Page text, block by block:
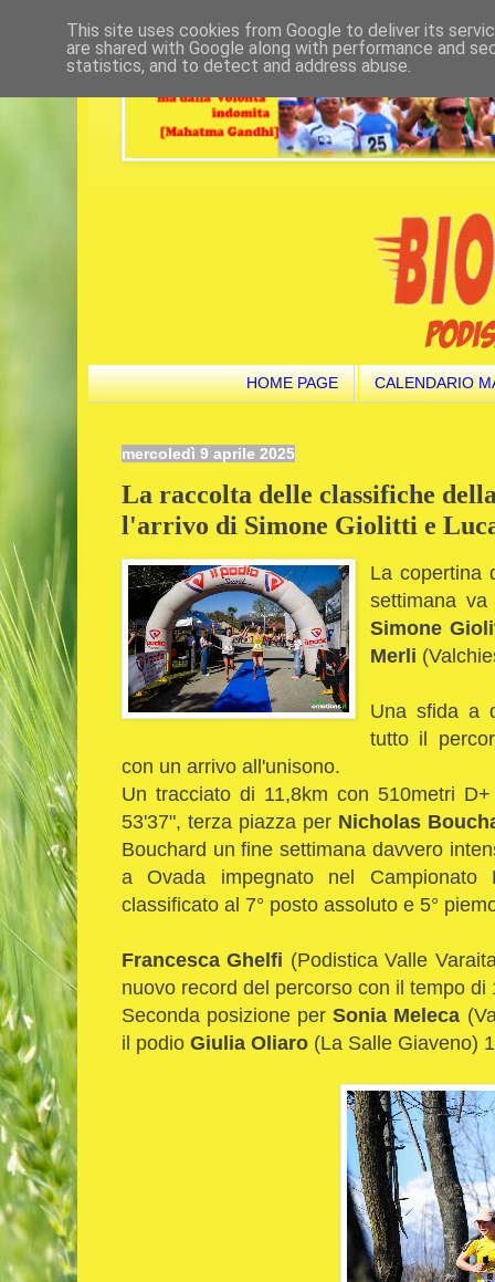
HOME PAGE CALENDARIO
mercoledì 9 aprile 2025
La raccolta delle classifiche
l'arrivo di Simone Giolitti e
La copertina
settimana
Simone
Merli
Una sfida a
tutto il
con un arrivo all'unisono.
Un tracciato di 11,8km con 510metri
53'37", terza piazza perNicholas
Bouchard un fine settimana davvero
a Ovada impegnato nel
classificato al 7° posto assoluto e 5°
Francesca Ghelfi (Podistica Valle
nuovo record del percorso con il tempo di
Seconda posizione perSonia Meleca
il podio Giulia Oliaro (La Salle Giaveno)
This site uses cookies from Google to deliver its
are shared with Google along with performance and
statistics, and to detect and address abuse.